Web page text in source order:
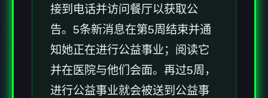
接到电话并访问餐厅以获取公
告。5条新消息在第5周结束并通
知她正在进行公益事业；阅读它
并在医院与他们会面。再过5周，
进行公益事业就会被送到公益事